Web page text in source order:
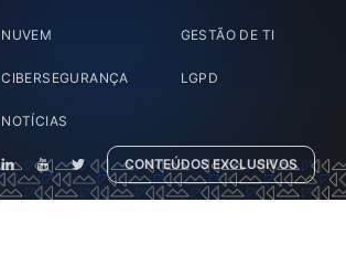
NUVEM GESTÃO DE TI
CIBERSEGURANÇA LGPD
NOTÍCIAS
CONTEÚDOS EXCLUSIVOS